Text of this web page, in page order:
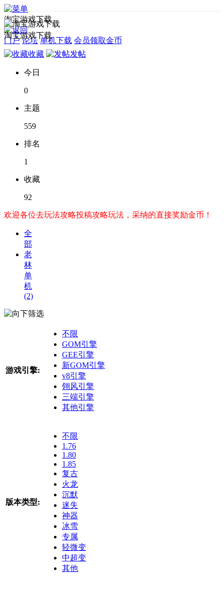
淘宝游戏下载
门户 论坛 单机下载 会员领取金币
淘宝游戏下载
收藏 发帖
今日
0
主题
559
排名
1
收藏
92
欢迎各位去玩法攻略投稿攻略玩法，采纳的直接奖励金币！
全
部
老
林
单
机
(2)
筛选
游戏引擎:
不限
GOM引擎
GEE引擎
新GOM引擎
v8引擎
翎风引擎
三端引擎
其他引擎
版本类型:
不限
1.76
1.80
1.85
复古
火龙
沉默
迷失
神器
冰雪
专属
轻微变
中超变
其他